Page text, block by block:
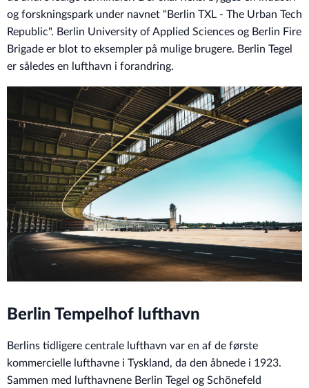
og forskningspark under navnet "Berlin TXL - The Urban Tech
Republic". Berlin University of Applied Sciences og Berlin Fire
Brigade er blot to eksempler på mulige brugere. Berlin Tegel
er således en lufthavn i forandring.
Berlin Tempelhof lufthavn
Berlins tidligere centrale lufthavn var en af de første
kommercielle lufthavne i Tyskland, da den åbnede i 1923.
Sammen med lufthavnene Berlin Tegel og Schönefeld